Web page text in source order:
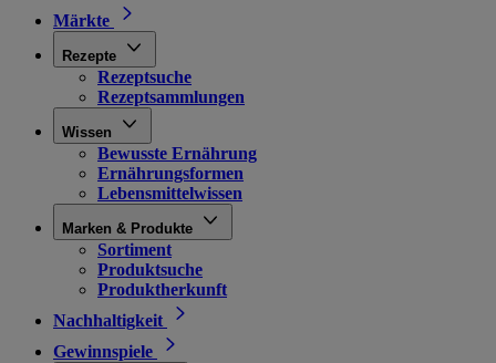
Märkte
Rezepte
Rezeptsuche
Rezeptsammlungen
Wissen
Bewusste Ernährung
Ernährungsformen
Lebensmittelwissen
Marken & Produkte
Sortiment
Produktsuche
Produktherkunft
Nachhaltigkeit
Gewinnspiele